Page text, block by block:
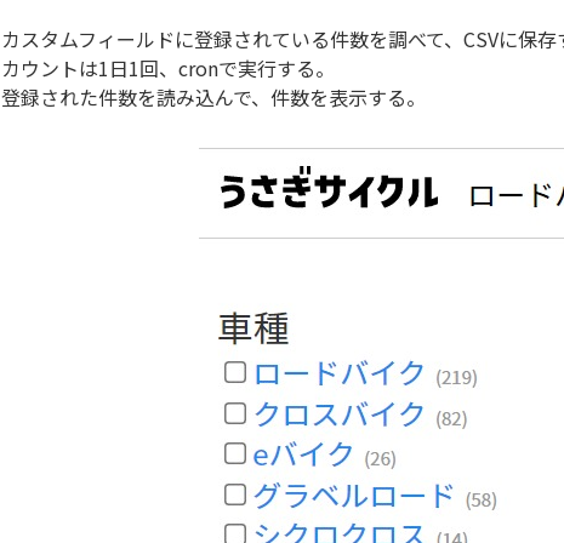
カスタムフィールドに登録されている件数を調べて、CSVに保存
カウントは1日1回、cronで実行する。
登録された件数を読み込んで、件数を表示する。